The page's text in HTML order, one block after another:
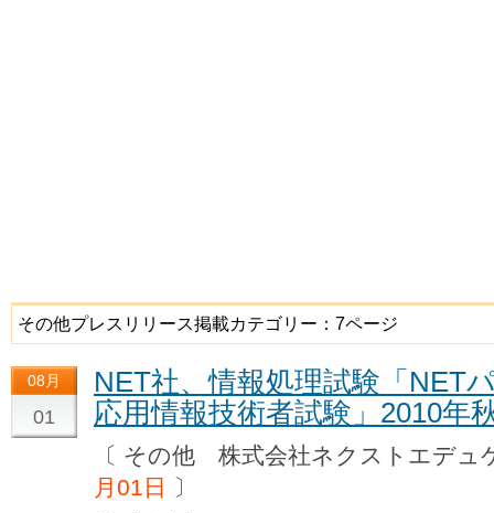
その他プレスリリース掲載カテゴリー：7ページ
08月
01
NET社、情報処理試験「NET
応用情報技術者試験」2010年
〔 その他 株式会社ネクストエデ
月01日
〕